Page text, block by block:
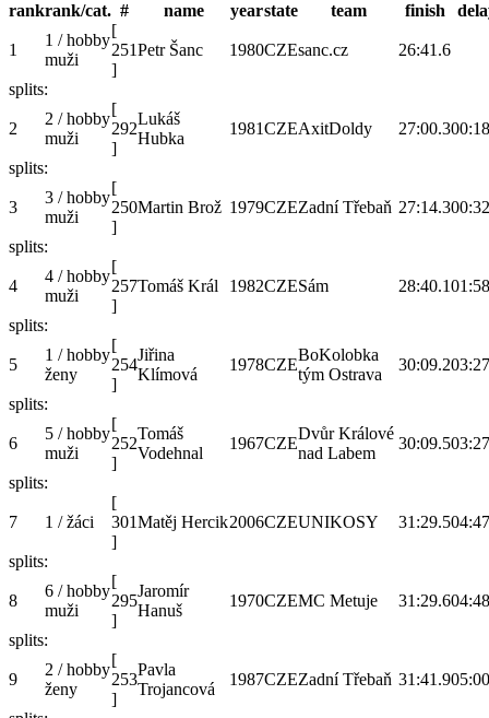
rankrank/cat. # name yearstate team finish
1
1 / hobby
muži
[
251
]
Petr Šanc 1980CZEsanc.cz 26:41.6
splits:
2
2 / hobby
muži
[
292
]
Lukáš
Hubka
1981CZEAxitDoldy 27:00.3
splits:
3
3 / hobby
muži
[
250
]
Martin Brož 1979CZEZadní Třebaň 27:14.3
splits:
4
4 / hobby
muži
[
257
]
Tomáš Král 1982CZESám 28:40.1
splits:
5
1 / hobby
ženy
[
254
]
Jiřina
Klímová
1978CZE
BoKolobka
tým Ostrava
30:09.2
splits:
6
5 / hobby
muži
[
252
]
Tomáš
Vodehnal
1967CZE
Dvůr Králové
nad Labem
30:09.5
splits:
7 1 / žáci
[
301
]
Matěj Hercik2006CZEUNIKOSY 31:29.5
splits:
8
6 / hobby
muži
[
295
]
Jaromír
Hanuš
1970CZEMC Metuje 31:29.6
splits:
9
2 / hobby
ženy
[
253
]
Pavla
Trojancová
1987CZEZadní Třebaň 31:41.9